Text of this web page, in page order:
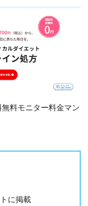
無料モニター料金マン
に掲載